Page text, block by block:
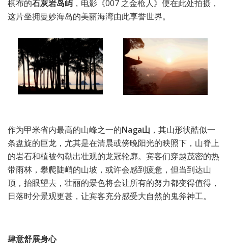
棋布的石灰岩岛屿，电影《007 之金枪人》便在此处拍摄，
这片坐拥曼妙海岛的美丽海湾由此享誉世界。
作为甲米省内最高的山峰之一的Naga山 ，其山形状酷似一
条盘旋的巨龙，尤其是在清晨或傍晚阳光的映照下，山脊上
的岩石和植被勾勒出壮观的龙冠轮廓。宾客们穿越茂密的热
带雨林，攀爬陡峭的山坡，或许会感到疲惫，但当到达山
顶，抬眼望去，壮丽的景色将会让所有的努力都变得值得，
日落时分景观更甚，让宾客充分感受大自然的鬼斧神工。
肆意舒展身心